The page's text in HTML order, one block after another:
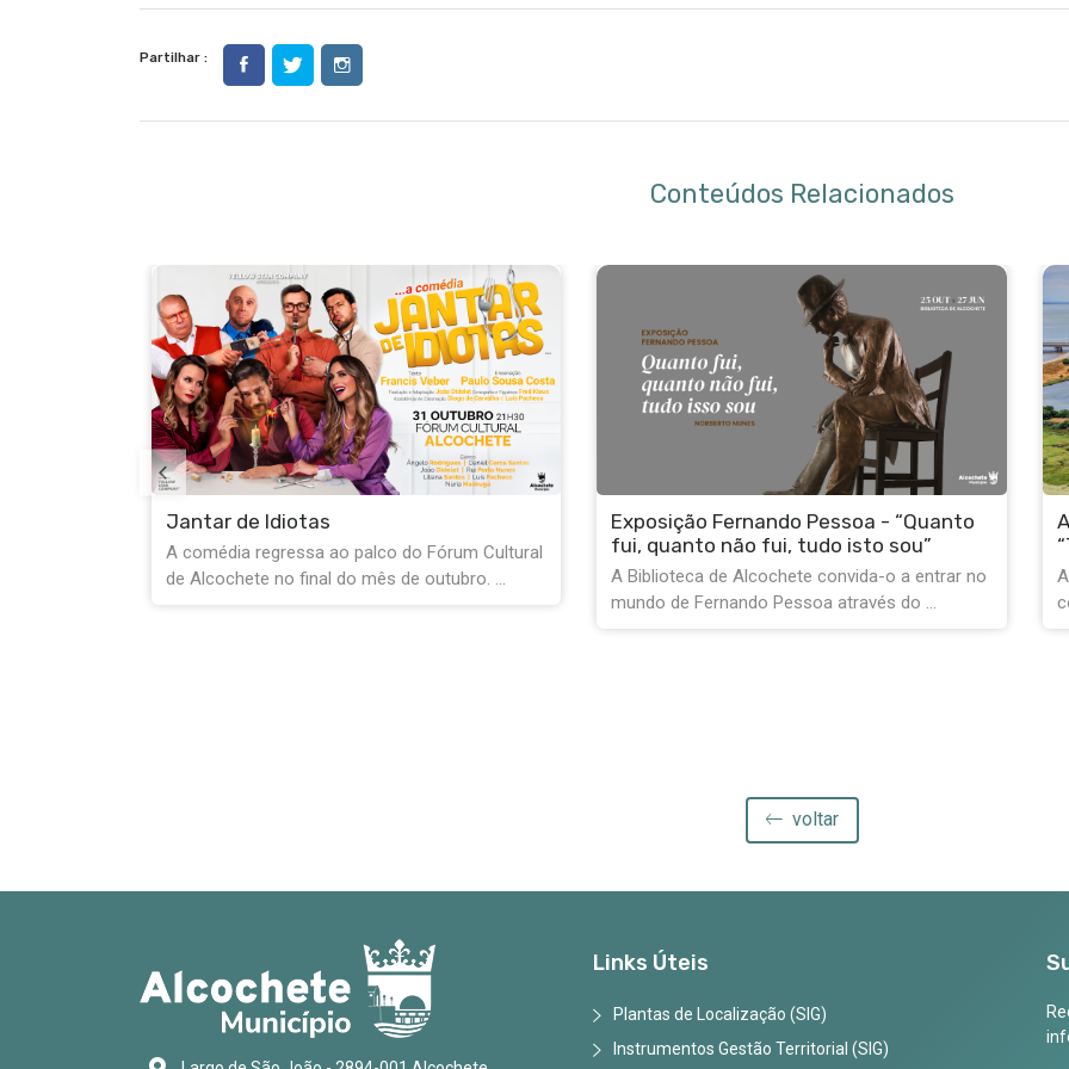
Partilhar :
Conteúdos Relacionados
Exposição Fernando Pessoa - “Quanto
fui, quanto não fui, tudo isto sou”
A Biblioteca de Alcochete convida-o a entrar no
ALCOCHET’AVENTURA – PASSEIO BTT
“Trilhos das Salinas do Samouco”
Alcochet’Aventura está de volta este domingo
com um passeio memorável pelo interior das ...
voltar
Links Úteis
Plantas de Localização (SIG)
Instrumentos Gestão Territorial (SIG)